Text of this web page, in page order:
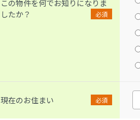
この物件を何でお知りになりま
したか？
必須
現在のお住まい 必須